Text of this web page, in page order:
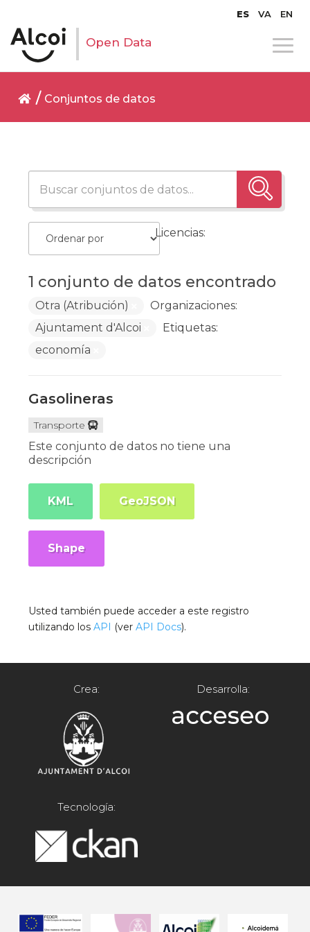
ES VA EN
Open Data
Conjuntos de datos
1 conjunto de datos encontrado
Licencias:
Otra (Atribución)
Organizaciones:
Ajuntament d'Alcoi
Etiquetas:
economía
Gasolineras
Transporte
Este conjunto de datos no tiene una
descripción
KML GeoJSON
Shape
Usted también puede acceder a este registro
utilizando losAPI (verAPI Docs).
Crea: Desarrolla:
Tecnología: